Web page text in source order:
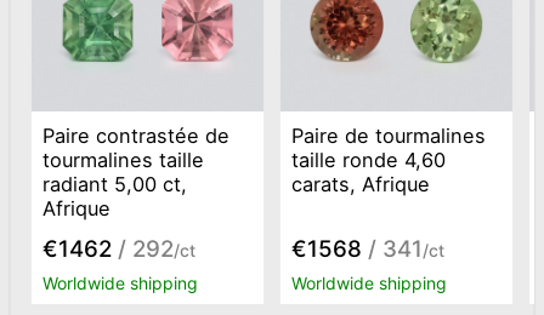
Paire contrastée de
tourmalines taille
radiant 5,00 ct,
Afrique
€1462 / 292/ct
Worldwide shipping
Paire de tourmalines
taille ronde 4,60
carats, Afrique
€1568 / 341/ct
Worldwide shipping